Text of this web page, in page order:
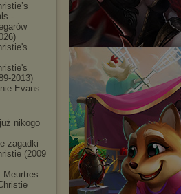
-
2013)
Evans
już nikogo
zagadki
(2009
Meurtres